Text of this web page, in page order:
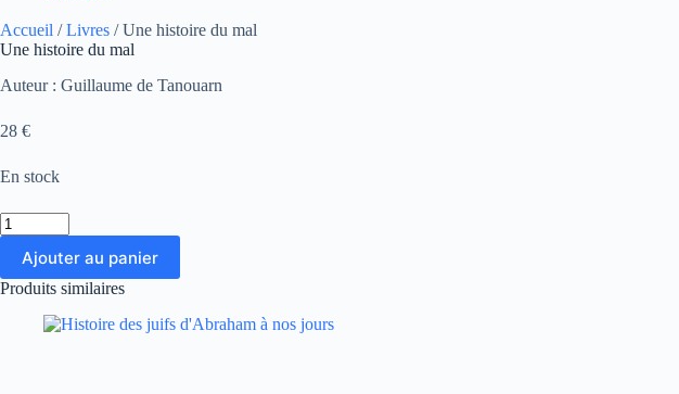
Accueil /Livres / Une histoire du mal
Une histoire du mal
Auteur : Guillaume de Tanouarn
28 €
En stock
quantité
de
Une
histoire
du
Ajouter au panier
Produits similaires